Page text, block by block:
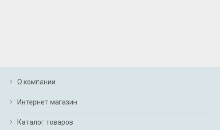
О компании
Интернет магазин
Каталог товаров